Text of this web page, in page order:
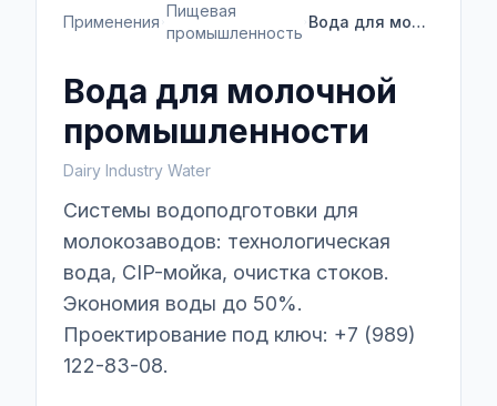
Применения
Пищевая
промышленность
Вода для молочной промышленности
Вода для молочной
промышленности
Dairy Industry Water
Системы водоподготовки для
молокозаводов: технологическая
вода, CIP-мойка, очистка стоков.
Экономия воды до 50%.
Проектирование под ключ: +7 (989)
122-83-08.